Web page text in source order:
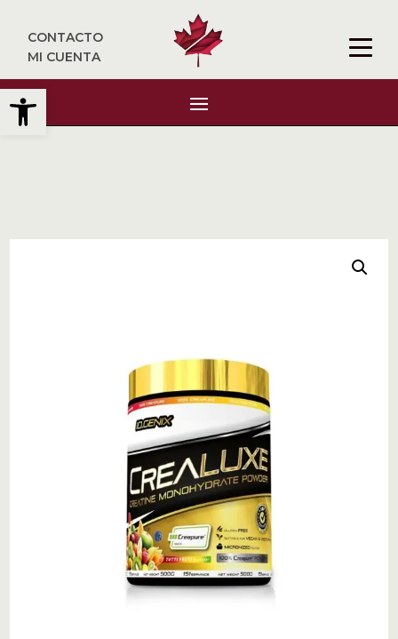
Abrir barra de herramientas
CONTACTO
MI CUENTA